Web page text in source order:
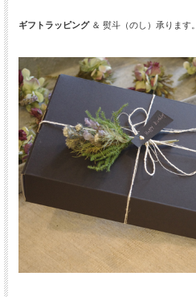
ギフトラッピング ＆ 熨斗（のし）承ります。